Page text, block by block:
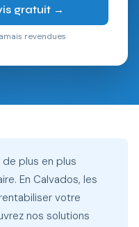
gratuit →
revendues
plus en plus
En Calvados, les
votre
nos solutions